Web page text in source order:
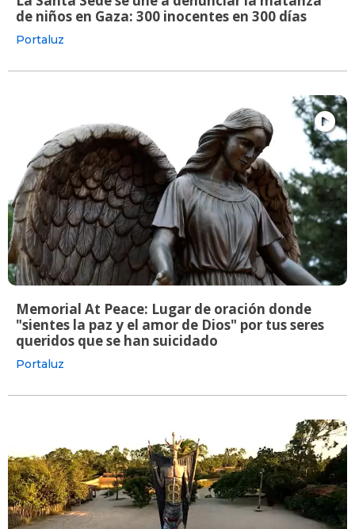
de niños en Gaza: 300 inocentes en 300 días
Portaluz
Memorial At Peace: Lugar de oración donde
"sientes la paz y el amor de Dios" por tus seres
queridos que se han suicidado
Portaluz